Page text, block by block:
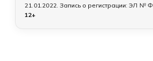
21.01.2022 . Запись о регистрации: ЭЛ №
12+